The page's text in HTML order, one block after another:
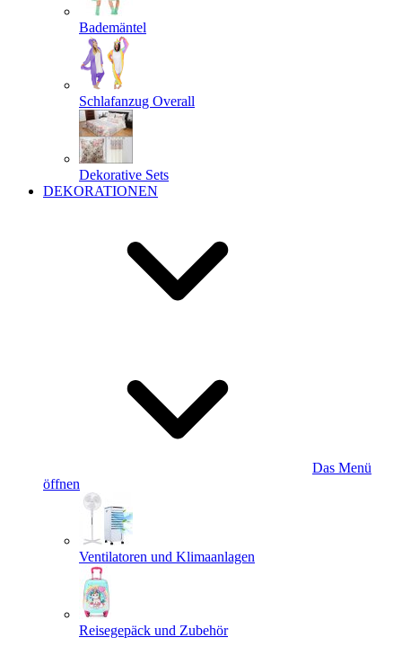
Bademäntel
Schlafanzug Overall
Dekorative Sets
DEKORATIONEN
Das Menü
öffnen
Ventilatoren und Klimaanlagen
Reisegepäck und Zubehör